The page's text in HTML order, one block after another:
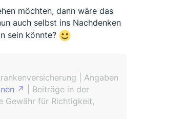
möchten, dann wäre das
auch selbst ins Nachdenken
sein könnte?
| Angaben
| Beiträge in der
Gewähr für Richtigkeit,